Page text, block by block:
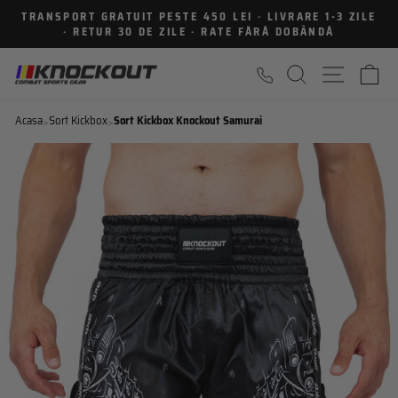
Sari
continut
Intrerupe
TRANSPORT GRATUIT PESTE 450 LEI · LIVRARE 1-3 ZILE
· RETUR 30 DE ZILE · RATE FĂRĂ DOBÂNDĂ
CAUTARE
Acasa>Sort Kickbox>Sort Kickbox Knockout Samurai